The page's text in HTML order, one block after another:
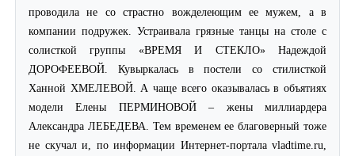
проводила не со страстно вожделеющим ее мужем, а в
компании подружек. Устраивала грязные танцы на столе с
солисткой группы «ВРЕМЯ И СТЕКЛО» Надеждой
ДОРОФЕЕВОЙ. Кувыркалась в постели со стилисткой
Ханной ХМЕЛЕВОЙ. А чаще всего оказывалась в объятиях
модели Елены ПЕРМИНОВОЙ – жены миллиардера
Александра ЛЕБЕДЕВА. Тем временем ее благоверный тоже
не скучал и, по информации Интернет-портала vladtime.ru,